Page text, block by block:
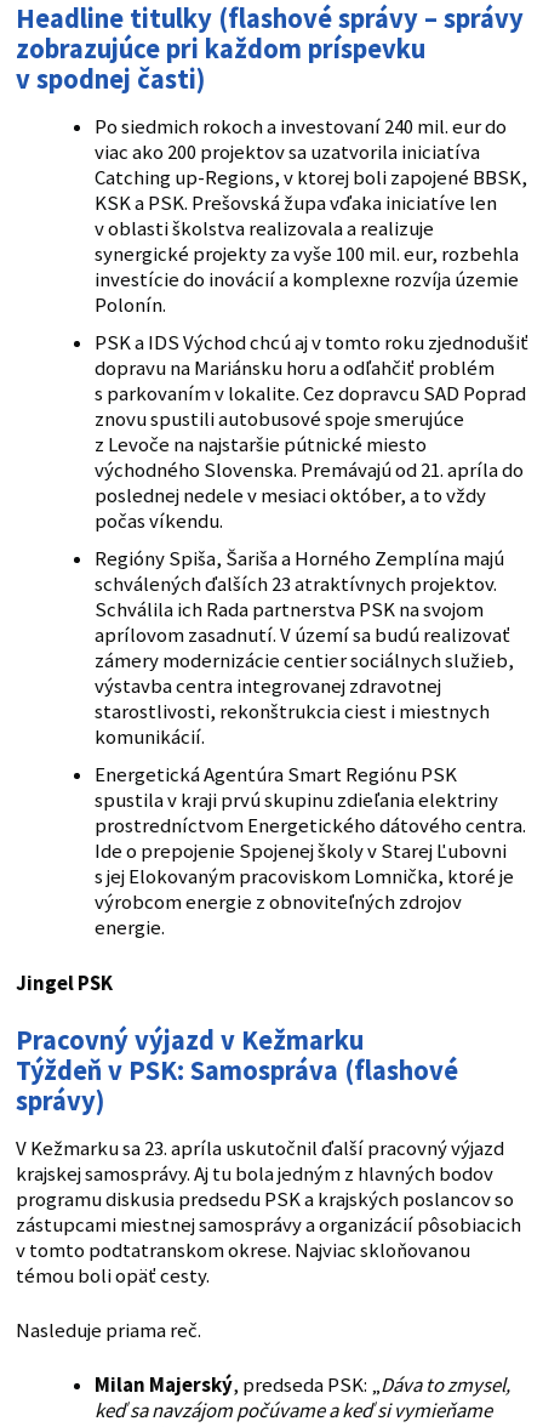
Headline titulky (flashové správy– správy
zobrazujúce pri každom príspevku
v spodnej časti)
Po siedmich rokoch a investovaní 240 mil. eur do
viac ako 200 projektov sa uzatvorila iniciatíva
Catching up-Regions, v ktorej boli zapojené BBSK,
KSK a PSK. Prešovská župa vďaka iniciatíve len
v oblasti školstva realizovala a realizuje
synergické projekty za vyše 100 mil. eur, rozbehla
investície do inovácií a komplexne rozvíja územie
Polonín.
PSK a IDS Východ chcú aj v tomto roku zjednodušiť
dopravu na Mariánsku horu a odľahčiť problém
s parkovaním v lokalite. Cez dopravcu SAD Poprad
znovu spustili autobusové spoje smerujúce
z Levoče na najstaršie pútnické miesto
východného Slovenska. Premávajú od 21. apríla do
poslednej nedele v mesiaci október, a to vždy
počas víkendu.
Regióny Spiša, Šariša a Horného Zemplína majú
schválených ďalších 23 atraktívnych projektov.
Schválila ich Rada partnerstva PSK na svojom
aprílovom zasadnutí. V území sa budú realizovať
zámery modernizácie centier sociálnych služieb,
výstavba centra integrovanej zdravotnej
starostlivosti, rekonštrukcia ciest i miestnych
komunikácií.
Energetická Agentúra Smart Regiónu PSK
spustila v kraji prvú skupinu zdieľania elektriny
prostredníctvom Energetického dátového centra.
Ide o prepojenie Spojenej školy v Starej Ľubovni
s jej Elokovaným pracoviskom Lomnička, ktoré je
výrobcom energie z obnoviteľných zdrojov
energie.
Jingel PSK
Pracovný výjazd v Kežmarku
Týždeň v PSK: Samospráva (flashové
správy)
V Kežmarku sa 23. apríla uskutočnil ďalší pracovný výjazd
krajskej samosprávy. Aj tu bola jedným z hlavných bodov
programu diskusia predsedu PSK a krajských poslancov so
zástupcami miestnej samosprávy a organizácií pôsobiacich
v tomto podtatranskom okrese. Najviac skloňovanou
témou boli opäť cesty.
Nasleduje priama reč.
Milan Majerský, predseda PSK: „Dáva to zmysel,
keď sa navzájom počúvame a keď si vymieňame